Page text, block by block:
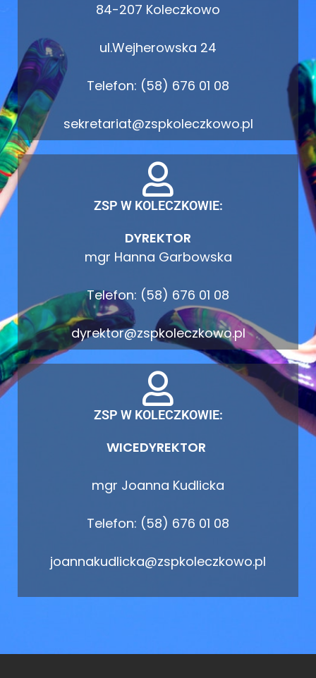
84-207 Koleczkowo
ul.Wejherowska 24
Telefon: (58) 676 01 08
sekretariat@zspkoleczkowo.pl
ZSP W KOLECZKOWIE:
DYREKTOR
mgr Hanna Garbowska
Telefon: (58) 676 01 08
dyrektor@zspkoleczkowo.pl
ZSP W KOLECZKOWIE:
WICEDYREKTOR
mgr Joanna Kudlicka
Telefon: (58) 676 01 08
joannakudlicka@zspkoleczkowo.pl